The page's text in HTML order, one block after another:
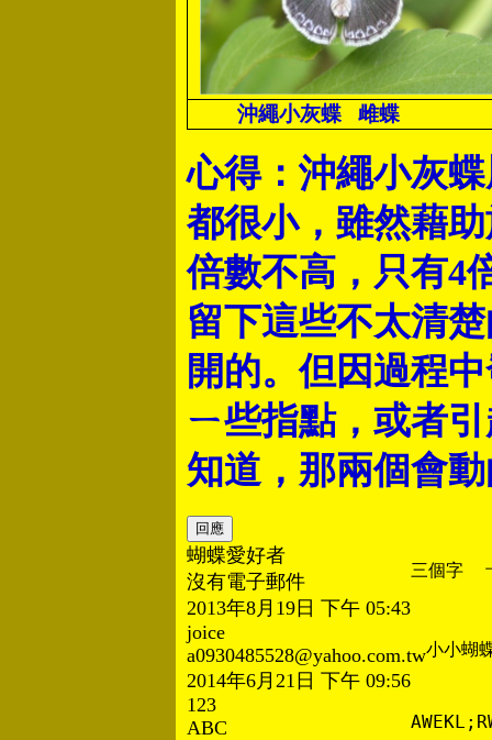
沖繩小灰蝶雌蝶
心得：沖繩小灰
都很小，雖然藉
倍數不高，只有4
留下這些不太清
開的。但因過程
ㄧ些指點，或者
知道，那兩個會
蝴蝶愛好者
沒有電子郵件
2013年8月19日 下午 05:43
三個字
joice
a0930485528@yahoo.com.tw
2014年6月21日 下午 09:56
小小蝴
123
ABC